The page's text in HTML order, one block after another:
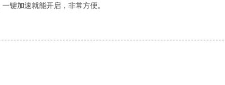
键加速就能开启，非常方便。